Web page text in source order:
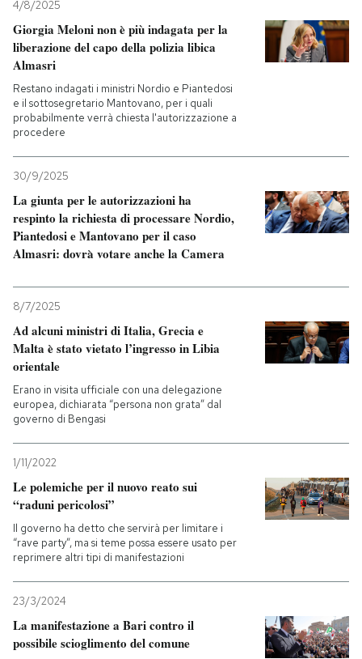
4/8/2025
Giorgia Meloni non è più indagata per la
liberazione del capo della polizia libica
Almasri
Restano indagati i ministri Nordio e Piantedosi
e il sottosegretario Mantovano, per i quali
probabilmente verrà chiesta l'autorizzazione a
procedere
30/9/2025
La giunta per le autorizzazioni ha
respinto la richiesta di processare Nordio,
Piantedosi e Mantovano per il caso
Almasri: dovrà votare anche la Camera
8/7/2025
Ad alcuni ministri di Italia, Grecia e
Malta è stato vietato l’ingresso in Libia
orientale
Erano in visita ufficiale con una delegazione
europea, dichiarata “persona non grata” dal
governo di Bengasi
1/11/2022
Le polemiche per il nuovo reato sui
“raduni pericolosi”
Il governo ha detto che servirà per limitare i
“rave party”, ma si teme possa essere usato per
reprimere altri tipi di manifestazioni
23/3/2024
La manifestazione a Bari contro il
possibile scioglimento del comune